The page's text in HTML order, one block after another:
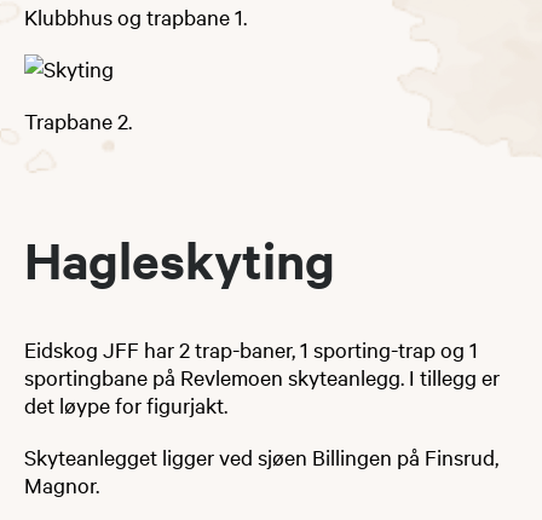
Klubbhus og trapbane 1.
Trapbane 2.
Hagleskyting
Eidskog JFF har 2 trap-baner, 1 sporting-trap og 1
sportingbane på Revlemoen skyteanlegg. I tillegg er
det løype for figurjakt.
Skyteanlegget ligger ved sjøen Billingen på Finsrud,
Magnor.